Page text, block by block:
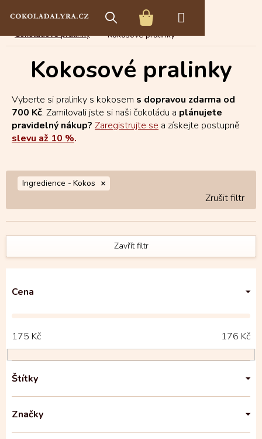
NÁKUPNÍ
KOŠÍK
E-shop s čokoládou Čokoládové speciality
Čokoládové pralinky Kokosové pralinky
Kokosové pralinky
Vyberte si pralinky s kokosem s dopravou zdarma od
700 Kč. Zamilovali jste si naši čokoládu a plánujete
pravidelný nákup? Zaregistrujte se a získejte postupně
slevu až 10 %.
Ingredience - Kokos
Zavřít filtr
Cena
175 Kč 176 Kč
Štítky
Značky